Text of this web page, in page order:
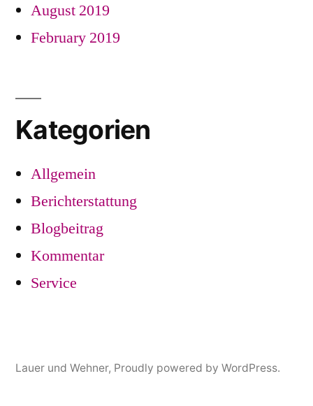
August 2019
February 2019
Kategorien
Allgemein
Berichterstattung
Blogbeitrag
Kommentar
Service
Lauer und Wehner, Proudly powered by WordPress.